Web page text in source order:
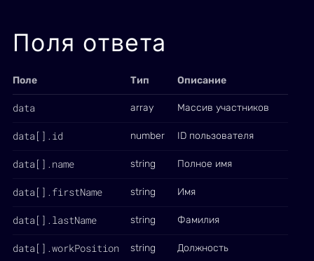
Поля ответа
Поле Тип Описание
data array Массив участников
data[].id number ID пользователя
data[].name string Полное имя
data[].firstName string Имя
data[].lastName string Фамилия
data[].workPosition string Должность